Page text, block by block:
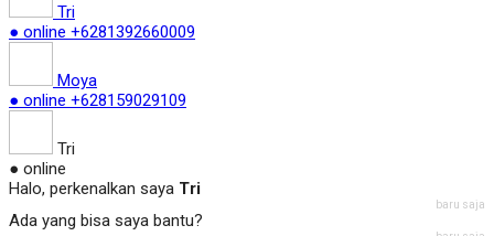
Tri
● online +6281392660009
Moya
● online +628159029109
Tri
● online
Halo, perkenalkan saya Tri
baru saja
Ada yang bisa saya bantu?